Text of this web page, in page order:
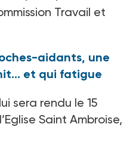
Travail et
aidants, une
et qui fatigue
sera rendu le 15
Saint Ambroise,